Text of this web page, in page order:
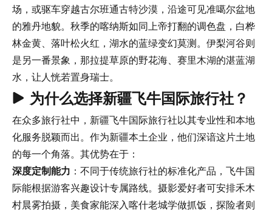
场，或驱车穿越古尔班通古特沙漠，沿途可见准噶尔盆地
的雅丹地貌。秋季的喀纳斯如同上帝打翻的调色盘，白桦
林金黄、落叶松火红，湖水的蓝绿变幻莫测。伊梨河谷则
是另一番景象，那拉提草原的野花海、赛里木湖的湛蓝湖
水，让人恍若置身瑞士。
为什么选择新疆飞牛国际旅行社？
在众多旅行社中，新疆飞牛国际旅行社以其专业性和本地
化服务脱颖而出。作为新疆本土企业，他们深谙这片土地
的每一个角落。其优势在于：
深度定制能力 ：不同于传统旅行社的标准化产品，飞牛国
际能根据游客兴趣设计专属路线。摄影爱好者可安排禾木
村晨雾拍摄，美食家能深入喀什老城学做抓饭，探险者则